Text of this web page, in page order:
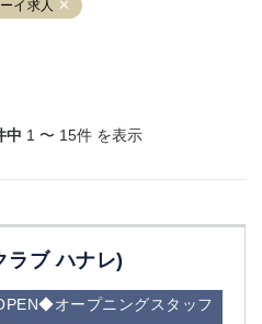
イ求人
中 1 〜 15件 を表示
ラブ ハナレ)
オープニングスタッフ
和
反田
山
円寺
摩センター